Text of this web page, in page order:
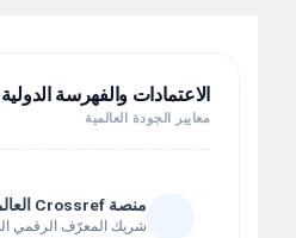
الاعتمادات والفهرسة الدولية
معايير الجودة العالمية
منصة Crossref العالمية
شريك المعرّف الرقمي